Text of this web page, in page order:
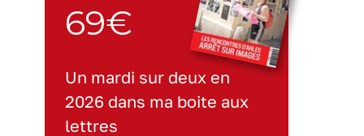
69€
Un mardi sur deux en
2026 dans ma boite aux
lettres